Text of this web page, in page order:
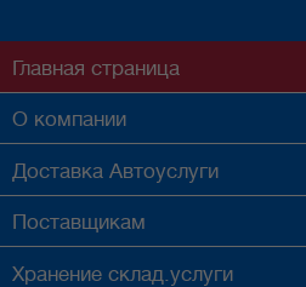
Главная страница
О компании
Доставка Автоуслуги
Поставщикам
Хранение склад.услуги